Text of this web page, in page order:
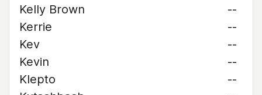
Kelly Brown
--
Kerrie
--
Kev
--
Kevin
--
Klepto
--